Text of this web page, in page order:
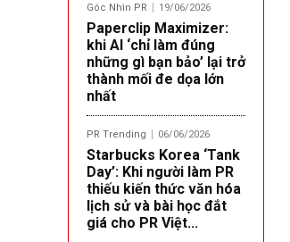
Góc Nhìn PR 19/06/2026
Paperclip Maximizer:
khi AI ‘chỉ làm đúng
những gì bạn bảo’ lại trở
thành mối đe dọa lớn
nhất
PR Trending 06/06/2026
Starbucks Korea ‘Tank
Day’: Khi người làm PR
thiếu kiến thức văn hóa
lịch sử và bài học đắt
giá cho PR Việt...